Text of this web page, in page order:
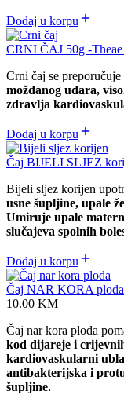
Dodaj u korpu
CRNI ČAJ 50g -
Crni čaj se preporučuje
moždanog udara,
zdravlja
Dodaj u korpu
Čaj BIJELI SLJEZ
Bijeli sljez korijen
usne šupljine, upale
Umiruje upale
slučajeva spolnih
Dodaj u korpu
Čaj NAR KORA ploda
10.00 KM
Čaj nar kora ploda
kod dijareje i
kardiovaskularni
antibakterijska i
šupljine.